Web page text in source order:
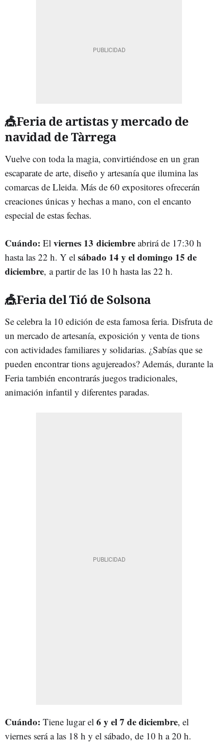
🎪Feria de artistas y mercado de
navidad de Tàrrega
Vuelve con toda la magia, convirtiéndose en un gran
escaparate de arte, diseño y artesanía que ilumina las
comarcas de Lleida. Más de 60 expositores ofrecerán
creaciones únicas y hechas a mano, con el encanto
especial de estas fechas.
Cuándo: El viernes 13 diciembre abrirá de 17:30 h
hasta las 22 h. Y el sábado 14 y el domingo 15 de
diciembre, a partir de las 10 h hasta las 22 h.
🎪Feria del Tió deSolsona
Se celebra la 10 edición de esta famosa feria. Disfruta de
un mercado de artesanía, exposición y venta de tions
con actividades familiares y solidarias. ¿Sabías que se
pueden encontrar tions agujereados? Además, durante la
Feria también encontrarás juegos tradicionales,
animación infantil y diferentes paradas.
Cuándo: Tiene lugar el 6 y el 7 de diciembre, el
viernes será a las 18 h y el sábado, de 10 h a 20 h.